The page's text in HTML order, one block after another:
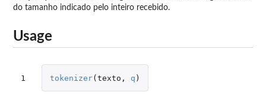
do tamanho indicado pelo inteiro recebido.
Usage
1 tokenizer(texto , q )